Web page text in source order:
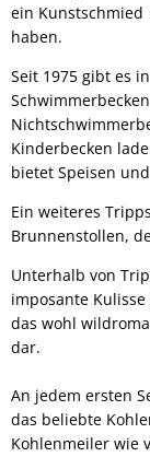
ein Kunstschmied
haben.
Seit 1975 gibt es
Kinderbecken
bietet Speisen
Ein weiteres
Brunnenstollen,
Unterhalb von
imposante
das wohl
dar.
An jedem ersten
das beliebte
Kohlenmeiler wie